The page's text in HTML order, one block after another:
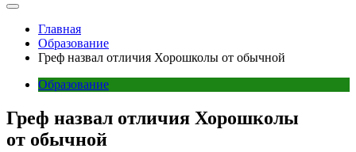
Главная
Образование
Греф назвал отличия Хорошколы от обычной
Образование
Греф назвал отличия Хорошколы
от обычной